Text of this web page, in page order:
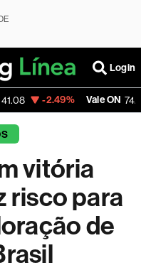
Login
Vale ON 74.88 -
vitória
risco para
de